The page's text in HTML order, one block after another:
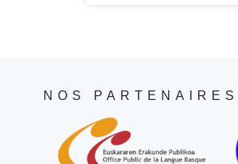
NOS PARTENAIRES